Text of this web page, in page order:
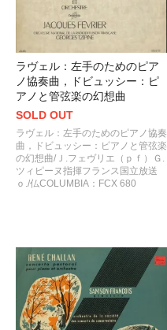
ラヴェル：左手のためのピア
ノ協奏曲，ドビュッシー：ピ
アノと管弦楽の幻想曲
SOLD OUT
ラヴェル：左手のためのピアノ協奏
曲，ドビュッシー：ピアノと管弦楽
の幻想曲/Ｊ.フェヴリエ（ｐｆ）Ｇ.
ツィピーヌ指揮フランス国立放送
ｏ./仏COLUMBIA：FCX 680